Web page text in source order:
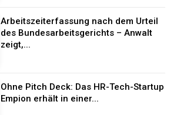
Arbeitszeiterfassung nach dem Urteil
des Bundesarbeitsgerichts – Anwalt
zeigt,...
Ohne Pitch Deck: Das HR-Tech-Startup
Empion erhält in einer...